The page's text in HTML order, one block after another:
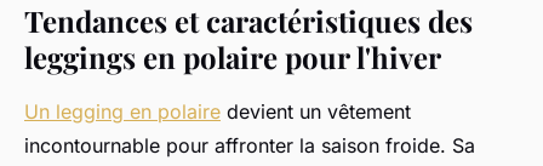
Tendances et caractéristiques des
leggings en polaire pour l'hiver
Un legging en polaire devient un vêtement
incontournable pour affronter la saison froide. Sa